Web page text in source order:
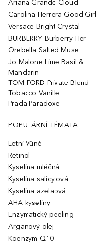
Ariana Grande Cloud
Carolina Herrera Good Girl
Versace Bright Crystal
BURBERRY Burberry Her
Orebella Salted Muse
Jo Malone Lime Basil &
Mandarin
TOM FORD Private Blend
Tobacco Vanille
Prada Paradoxe
POPULÁRNÍ TÉMATA
Letní Vůně
Retinol
Kyselina mléčná
Kyselina salicylová
Kyselina azelaová
AHA kyseliny
Enzymatický peeling
Arganový olej
Koenzym Q10